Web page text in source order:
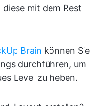
mit dem Rest
Brain können Sie
durchführen, um
Level zu heben.